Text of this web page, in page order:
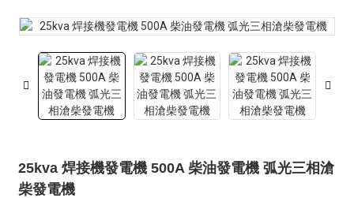
25kva 焊接機發電機 500A 柴油發電機 弧光三相滄
柴發電機